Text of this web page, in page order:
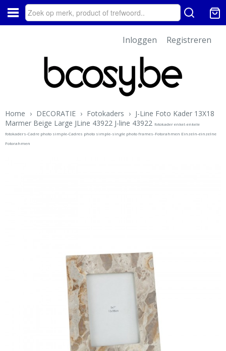
Inloggen Registreren
Home › DECORATIE › Fotokaders › J-Line Foto Kader 13X18
Marmer Beige Large JLine 43922 J-line 43922 fotokader enkel-enkele
fotokaders-Cadre photo simple-Cadres photo simple-single photo frames-Fotorahmen Einzeln-einzelne
Fotorahmen